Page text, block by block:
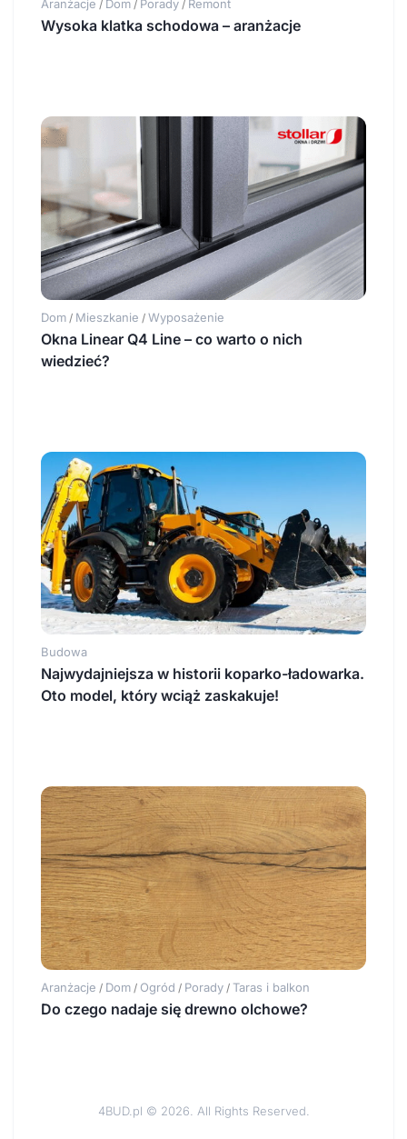
Aranżacje / Dom / Porady / Remont
Wysoka klatka schodowa – aranżacje
Dom / Mieszkanie / Wyposażenie
Okna Linear Q4 Line – co warto o nich
wiedzieć?
Budowa
Najwydajniejsza w historii koparko-ładowarka.
Oto model, który wciąż zaskakuje!
Aranżacje / Dom / Ogród / Porady / Taras i balkon
Do czego nadaje się drewno olchowe?
4BUD.pl © 2026. All Rights Reserved.